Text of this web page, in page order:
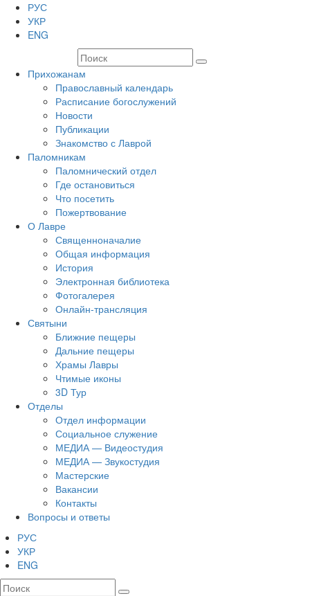
РУС
УКР
ENG
Прихожанам
Православный календарь
Расписание богослужений
Новости
Публикации
Знакомство с Лаврой
Паломникам
Паломнический отдел
Где остановиться
Что посетить
Пожертвование
О Лавре
Священноначалие
Общая информация
История
Электронная библиотека
Фотогалерея
Онлайн-трансляция
Святыни
Ближние пещеры
Дальние пещеры
Храмы Лавры
Чтимые иконы
3D Тур
Отделы
Отдел информации
Социальное служение
МЕДИА — Видеостудия
МЕДИА — Звукостудия
Мастерские
Вакансии
Контакты
Вопросы и ответы
РУС
УКР
ENG